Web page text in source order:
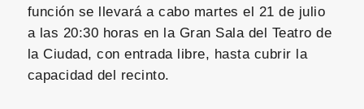
función se llevará a cabo martes el 21 de julio
a las 20:30 horas en la Gran Sala del Teatro de
la Ciudad, con entrada libre, hasta cubrir la
capacidad del recinto.